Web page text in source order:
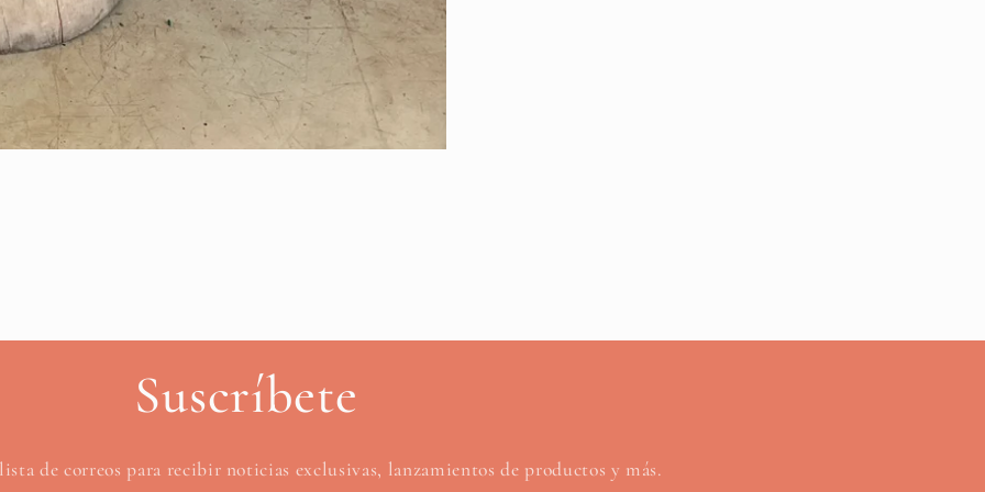
Suscríbete
de correos para recibir noticias exclusivas, lanzamientos de productos y más.